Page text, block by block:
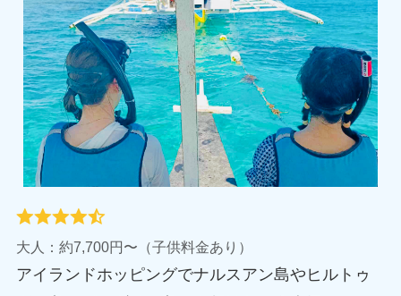
大人：約7,700円〜（子供料金あり）
アイランドホッピングでナルスアン島やヒルトゥ